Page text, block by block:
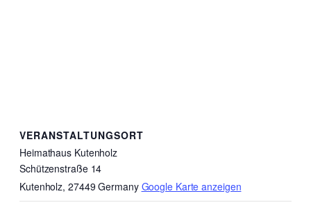
VERANSTALTUNGSORT
Heimathaus Kutenholz
Schützenstraße 14
Kutenholz, 27449 Germany Google Karte anzeigen